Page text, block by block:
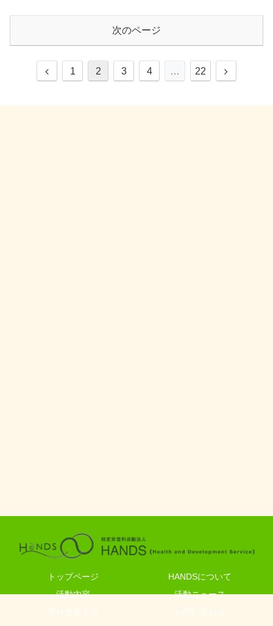
次のページ
1 2 3 4 … 22
トップページ
HANDSについて
活動内容
活動ニュース